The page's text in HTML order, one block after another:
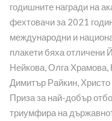
годишните награди на
фехтовачи за 2021
международни и
плакети бяха отличени
Нейкова, Олга
Димитър Райкин,
Приза за най-добър
триумфира на